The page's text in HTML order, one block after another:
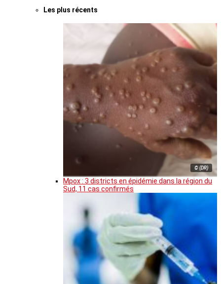
Les plus récents
© (DR)
Mpox : 3 districts en épidémie dans la région du
Sud, 11 cas confirmés